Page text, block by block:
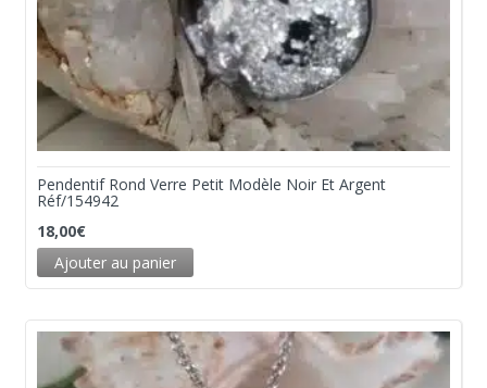
Pendentif Rond Verre Petit Modèle Noir Et Argent
Réf/154942
18,00€
Ajouter au panier